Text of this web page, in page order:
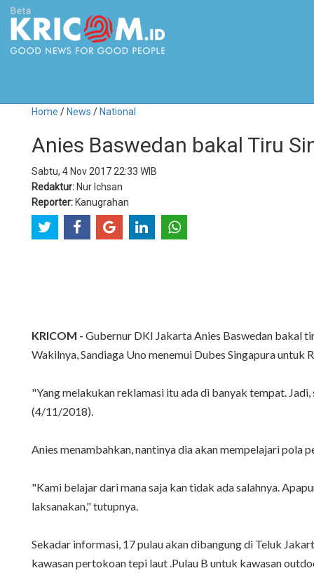
Home / News / National
Anies Baswedan bakal Tiru
Sabtu, 4 Nov 2017 22:33 WIB
Redaktur: Nur Ichsan
Reporter: Kanugrahan
KRICOM - Gubernur DKI Jakarta Anies Baswedan bakal
Wakilnya, Sandiaga Uno menemui Dubes Singapura untuk
"Yang melakukan reklamasi itu ada di banyak tempat.
(4/11/2018).
Anies menambahkan, nantinya dia akan mempelajari pola
"Kami belajar dari mana saja kan tidak ada salahnya.
laksanakan," tutupnya.
Sekadar informasi, 17 pulau akan dibangung di Teluk
kawasan pertokoan tepi laut .Pulau B untuk kawasan